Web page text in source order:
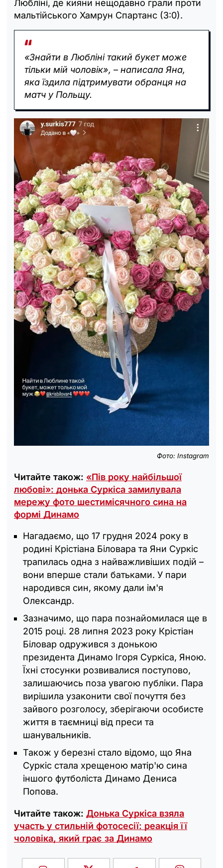
Любліні, де кияни нещодавно грали проти
мальтійського Хамрун Спартанс (3:0).
«Знайти в Любліні такий букет може
тільки мій чоловік», – написала Яна,
яка їздила підтримувати обранця на
матч у Польщу.
Фото: Instagram
Читайте також: «Пів року найбільшої
любові»: донька Суркіса замилувала
мережу фото шестимісячного сина на
формі Динамо
Нагадаємо, що 17 грудня 2024 року в
родині Крістіана Біловара та Яни Суркіс
трапилась одна з найважливіших подій –
вони вперше стали батьками. У пари
народився син, якому дали ім'я
Олександр.
Зазначимо, що пара познайомилася ще в
2015 році. 28 липня 2023 року Крістіан
Біловар одружився з донькою
президента Динамо Ігоря Суркіса, Яною.
Їхні стосунки розвивалися поступово,
залишаючись поза увагою публіки. Пара
вирішила узаконити свої почуття без
зайвого розголосу, зберігаючи особисте
життя в таємниці від преси та
шанувальників.
Також у березні стало відомо, що Яна
Суркіс стала хрещеною матір'ю сина
іншого футболіста Динамо Дениса
Попова.
Читайте також: Донька Суркіса взяла
участь у стильній фотосесії: реакція її
чоловіка, який грає за Динамо